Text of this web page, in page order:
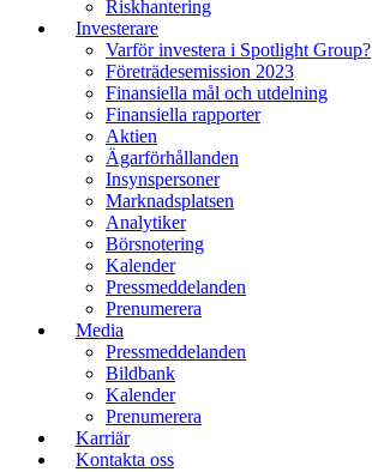
Riskhantering
Investerare
Varför investera i Spotlight Group?
Företrädesemission 2023
Finansiella mål och utdelning
Finansiella rapporter
Aktien
Ägarförhållanden
Insynspersoner
Marknadsplatsen
Analytiker
Börsnotering
Kalender
Pressmeddelanden
Prenumerera
Media
Pressmeddelanden
Bildbank
Kalender
Prenumerera
Karriär
Kontakta oss